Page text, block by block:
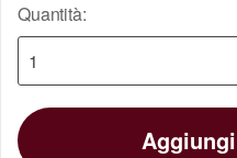
Quantità: